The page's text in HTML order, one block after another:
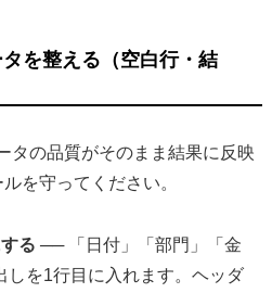
を整える（空白行・結
タの品質がそのまま結果に反映
を守ってください。
る ── 「日付」「部門」「金
しを1行目に入れます。ヘッダ